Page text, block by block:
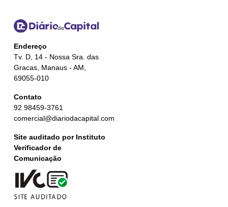
Endereço
Tv. D, 14 - Nossa Sra. das
Gracas, Manaus - AM,
69055-010
Contato
92 98459-3761
comercial@diariodacapital.com
Site auditado por Instituto
Verificador de
Comunicação